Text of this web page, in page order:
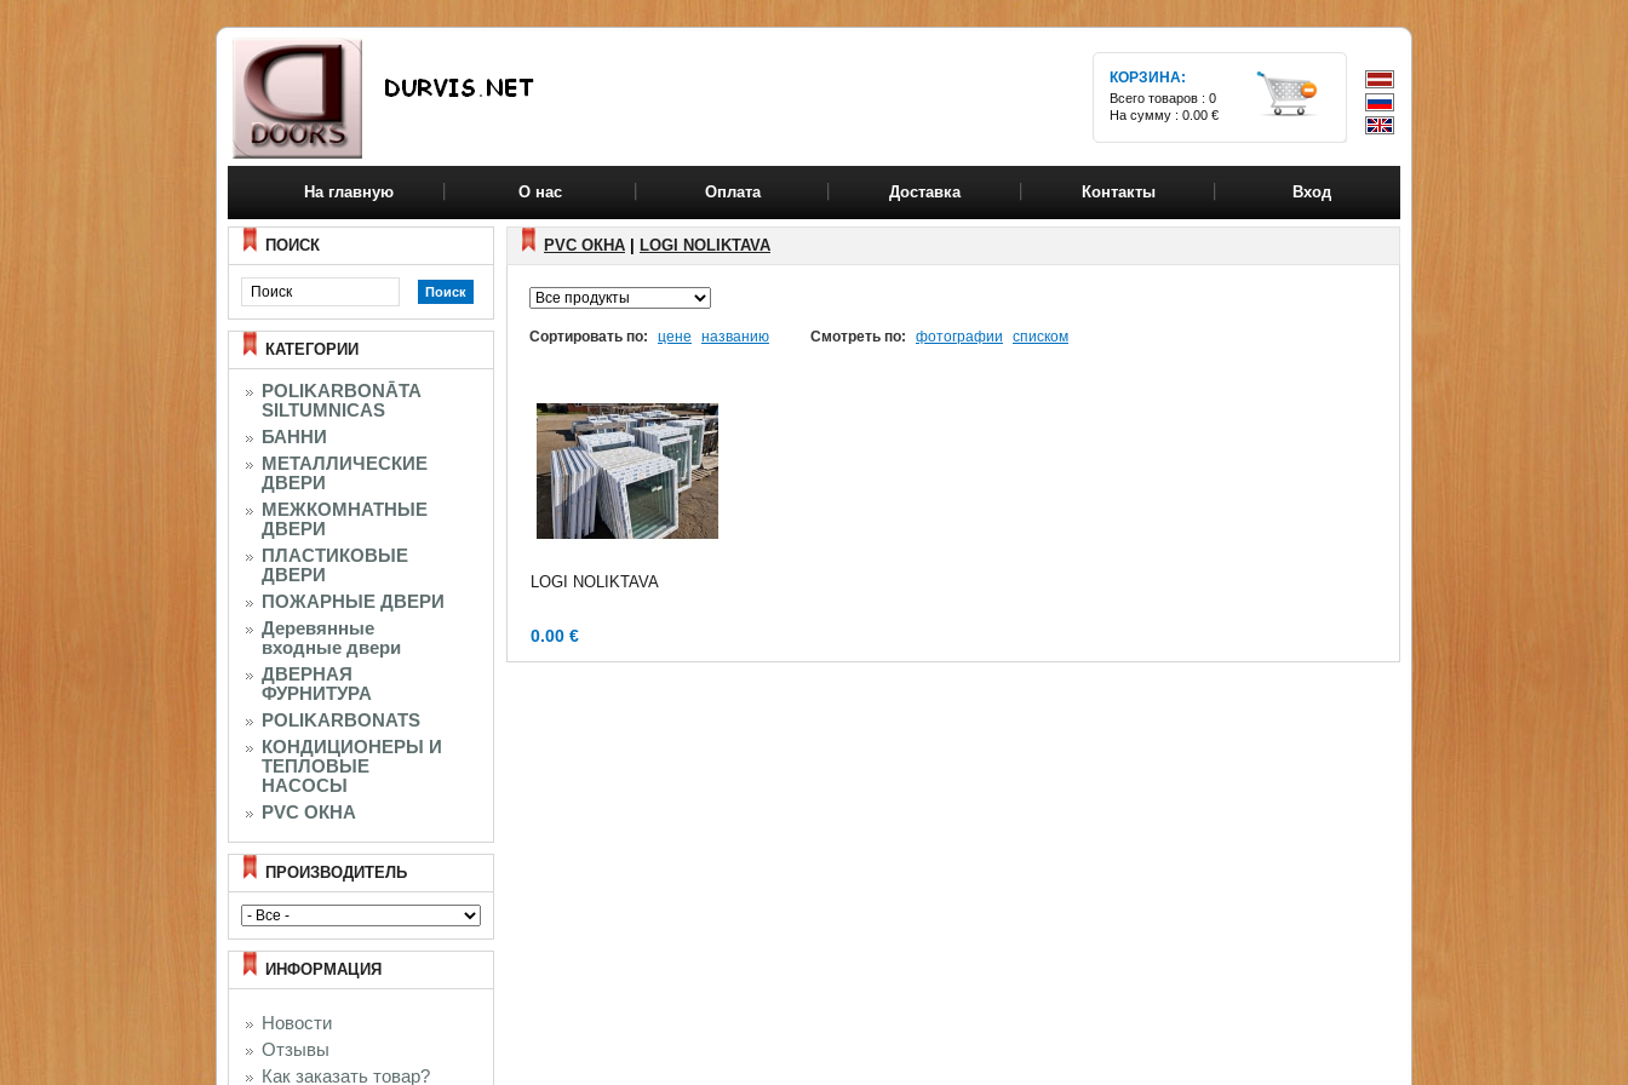
КОРЗИНА:
Всего товаров : 0
На сумму : 0.00 €
На главную О нас Оплата Доставка Контакты Вход
ПОИСК
КАТЕГОРИИ
POLIKARBONĀTA
SILTUMNICAS
БАННИ
МЕТАЛЛИЧЕСКИЕ
ДВЕРИ
МЕЖКОМНАТНЫЕ
ДВЕРИ
ПЛАСТИКОВЫЕ
ДВЕРИ
ПОЖАРНЫЕ ДВЕРИ
Деревянные
входные двери
ДВЕРНАЯ
ФУРНИТУРА
POLIKARBONATS
КОНДИЦИОНЕРЫ И
ТЕПЛОВЫЕ
НАСОСЫ
PVC ОКНА
ПРОИЗВОДИТЕЛЬ
ИНФОРМАЦИЯ
Новости
Отзывы
Как заказать товар?
PVC ОКНА LOGI NOLIKTAVA
Сортировать по: цене названию Смотреть по: фотографии списком
LOGI NOLIKTAVA
0.00 €